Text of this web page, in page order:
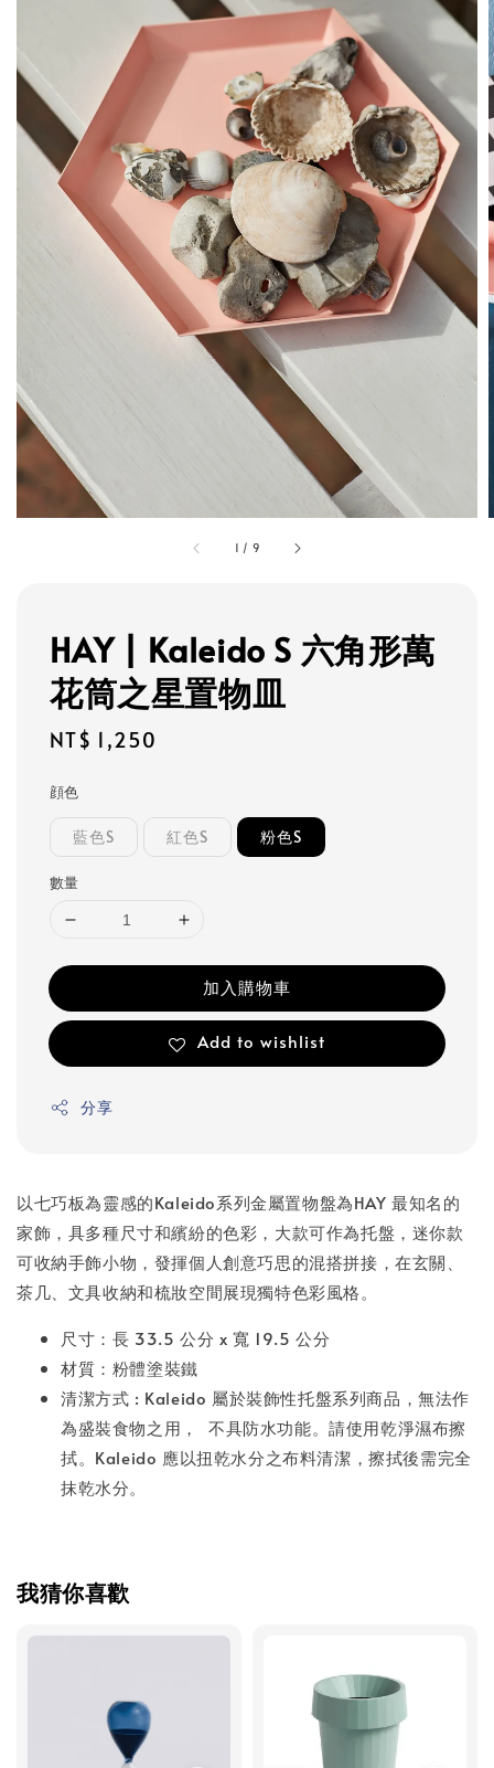
1 / 9
HAY | Kaleido S 六角形萬
花筒之星置物皿
Regular
NT$ 1,250
顔色
藍色S 紅色S 粉色S
數量
加入購物車
Add to wishlist
分享
以七巧板為靈感的Kaleido系列金屬置物盤為HAY 最知名的
家飾，具多種尺寸和繽紛的色彩，大款可作為托盤，迷你款
可收納手飾小物，發揮個人創意巧思的混搭拼接，在玄關、
茶几、文具收納和梳妝空間展現獨特色彩風格。
尺寸：長 33.5 公分 x 寬 19.5 公分
材質：粉體塗裝鐵
清潔方式 : Kaleido 屬於裝飾性托盤系列商品，無法作
為盛裝食物之用， 不具防水功能。請使用乾淨濕布擦
拭。Kaleido 應以扭乾水分之布料清潔，擦拭後需完全
抹乾水分。
我猜你喜歡